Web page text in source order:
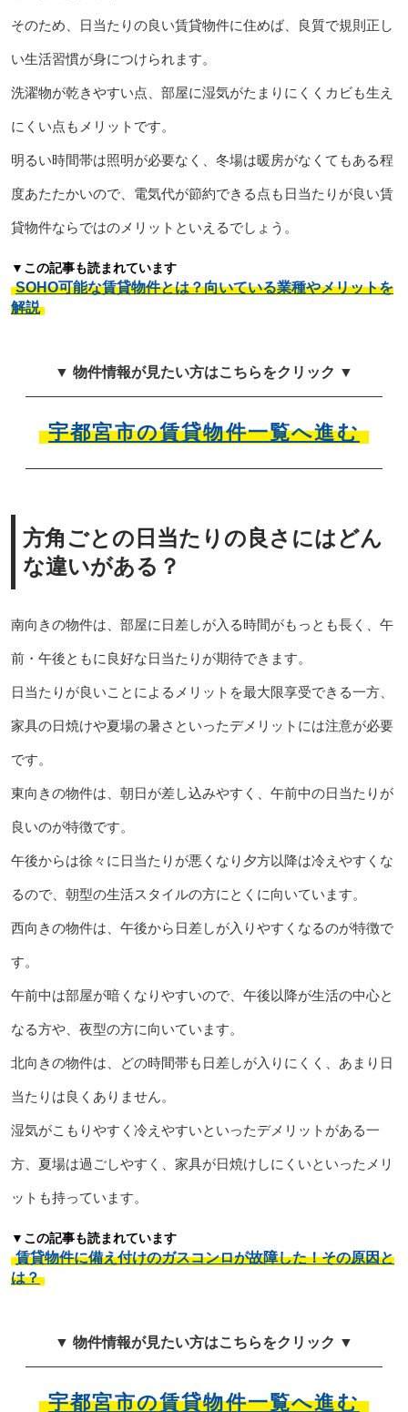
そのため、日当たりの良い賃貸物件に住めば、良質で規則正し
い生活習慣が身につけられます。
洗濯物が乾きやすい点、部屋に湿気がたまりにくくカビも生え
にくい点もメリットです。
明るい時間帯は照明が必要なく、冬場は暖房がなくてもある程
度あたたかいので、電気代が節約できる点も日当たりが良い賃
貸物件ならではのメリットといえるでしょう。
▼この記事も読まれています
SOHO可能な賃貸物件とは？向いている業種やメリットを
解説
▼ 物件情報が見たい方はこちらをクリック ▼
宇都宮市の賃貸物件一覧へ進む
方角ごとの日当たりの良さにはどん
な違いがある？
南向きの物件は、部屋に日差しが入る時間がもっとも長く、午
前・午後ともに良好な日当たりが期待できます。
日当たりが良いことによるメリットを最大限享受できる一方、
家具の日焼けや夏場の暑さといったデメリットには注意が必要
です。
東向きの物件は、朝日が差し込みやすく、午前中の日当たりが
良いのが特徴です。
午後からは徐々に日当たりが悪くなり夕方以降は冷えやすくな
るので、朝型の生活スタイルの方にとくに向いています。
西向きの物件は、午後から日差しが入りやすくなるのが特徴で
す。
午前中は部屋が暗くなりやすいので、午後以降が生活の中心と
なる方や、夜型の方に向いています。
北向きの物件は、どの時間帯も日差しが入りにくく、あまり日
当たりは良くありません。
湿気がこもりやすく冷えやすいといったデメリットがある一
方、夏場は過ごしやすく、家具が日焼けしにくいといったメリ
ットも持っています。
▼この記事も読まれています
賃貸物件に備え付けのガスコンロが故障した！その原因と
は？
▼ 物件情報が見たい方はこちらをクリック ▼
宇都宮市の賃貸物件一覧へ進む